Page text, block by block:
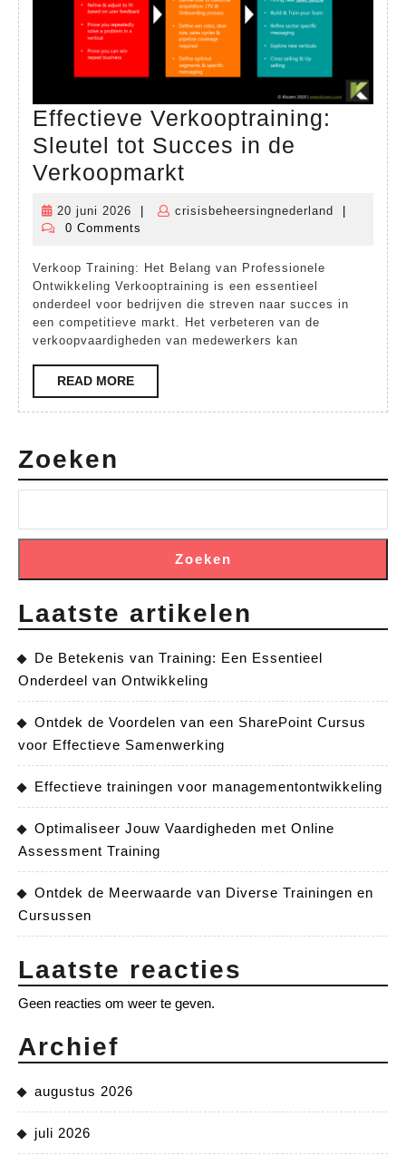
Effectieve Verkooptraining:
Sleutel tot Succes in de
Verkoopmarkt
Succes
in
de
20 juni 2026
20
juni
crisisbeheersingnederland
0 Comments
Verkoop Training: Het Belang van Professionele
Ontwikkeling Verkooptraining is een essentieel
onderdeel voor bedrijven die streven naar succes in
een competitieve markt. Het verbeteren van de
verkoopvaardigheden van medewerkers kan
READ MOREREAD
MORE
Zoeken
Zoeken
Laatste artikelen
De Betekenis van Training: Een Essentieel
Onderdeel van Ontwikkeling
Ontdek de Voordelen van een SharePoint Cursus
voor Effectieve Samenwerking
Effectieve trainingen voor managementontwikkeling
Optimaliseer Jouw Vaardigheden met Online
Assessment Training
Ontdek de Meerwaarde van Diverse Trainingen en
Cursussen
Laatste reacties
Geen reacties om weer te geven.
Archief
augustus 2026
juli 2026